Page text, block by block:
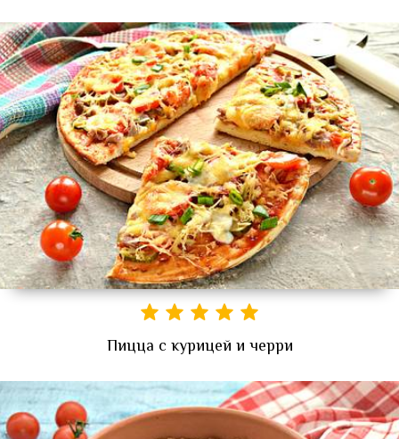
Пицца с курицей и черри